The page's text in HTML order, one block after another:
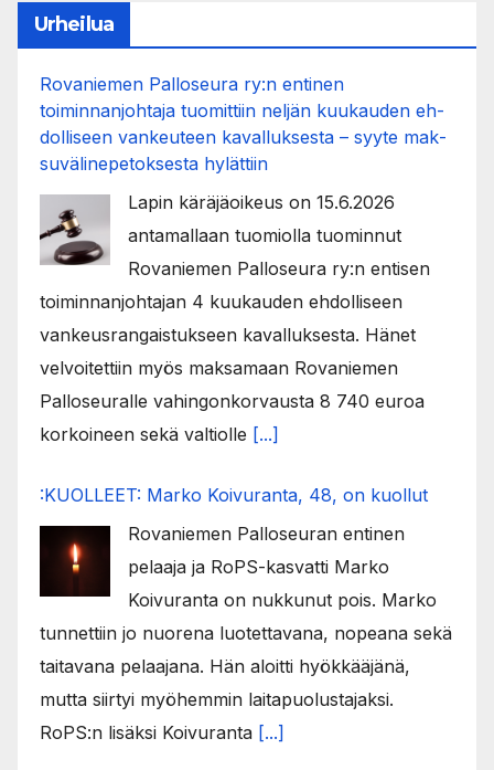
Urheilua
Rovaniemen Palloseura ry:n entinen
toiminnanjohtaja tuo­mit­tiin neljän kuu­kau­den eh­
dol­li­seen van­keu­teen ka­val­luk­ses­ta – syyte mak­
su­vä­li­ne­pe­tok­ses­ta hy­lät­tiin
Lapin käräjäoikeus on 15.6.2026
antamallaan tuomiolla tuominnut
Rovaniemen Palloseura ry:n entisen
toiminnanjohtajan 4 kuukauden ehdolliseen
vankeusrangaistukseen kavalluksesta. Hänet
velvoitettiin myös maksamaan Rovaniemen
Palloseuralle vahingonkorvausta 8 740 euroa
korkoineen sekä valtiolle [...]
:KUOLLEET: Marko Koivuranta, 48, on kuollut
Rovaniemen Palloseuran entinen
pelaaja ja RoPS-kasvatti Marko
Koivuranta on nukkunut pois. Marko
tunnettiin jo nuorena luotettavana, nopeana sekä
taitavana pelaajana. Hän aloitti hyökkääjänä,
mutta siirtyi myöhemmin laitapuolustajaksi.
RoPS:n lisäksi Koivuranta [...]